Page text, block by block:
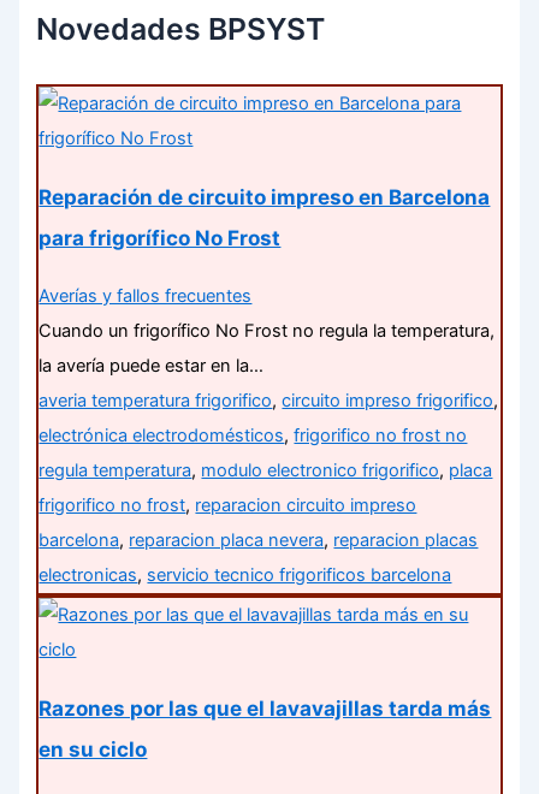
Novedades BPSYST
Reparación de circuito impreso en Barcelona
para frigorífico No Frost
Averías y fallos frecuentes
Cuando un frigorífico No Frost no regula la temperatura,
la avería puede estar en la…
averia temperatura frigorifico,circuito impreso frigorifico,
electrónica electrodomésticos,frigorifico no frost no
regula temperatura, modulo electronico frigorifico, placa
frigorifico no frost, reparacion circuito impreso
barcelona, reparacion placa nevera, reparacion placas
electronicas, servicio tecnico frigorificos barcelona
Razones por las que el lavavajillas tarda más
en su ciclo